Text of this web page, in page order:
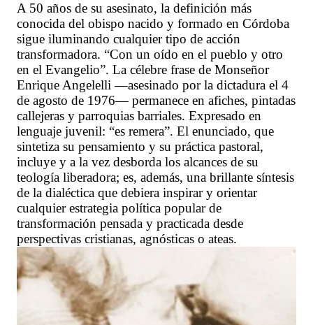
A 50 años de su asesinato, la definición más
conocida del obispo nacido y formado en Córdoba
sigue iluminando cualquier tipo de acción
transformadora. “Con un oído en el pueblo y otro
en el Evangelio”. La célebre frase de Monseñor
Enrique Angelelli —asesinado por la dictadura el 4
de agosto de 1976— permanece en afiches, pintadas
callejeras y parroquias barriales. Expresado en
lenguaje juvenil: “es remera”. El enunciado, que
sintetiza su pensamiento y su práctica pastoral,
incluye y a la vez desborda los alcances de su
teología liberadora; es, además, una brillante síntesis
de la dialéctica que debiera inspirar y orientar
cualquier estrategia política popular de
transformación pensada y practicada desde
perspectivas cristianas, agnósticas o ateas.